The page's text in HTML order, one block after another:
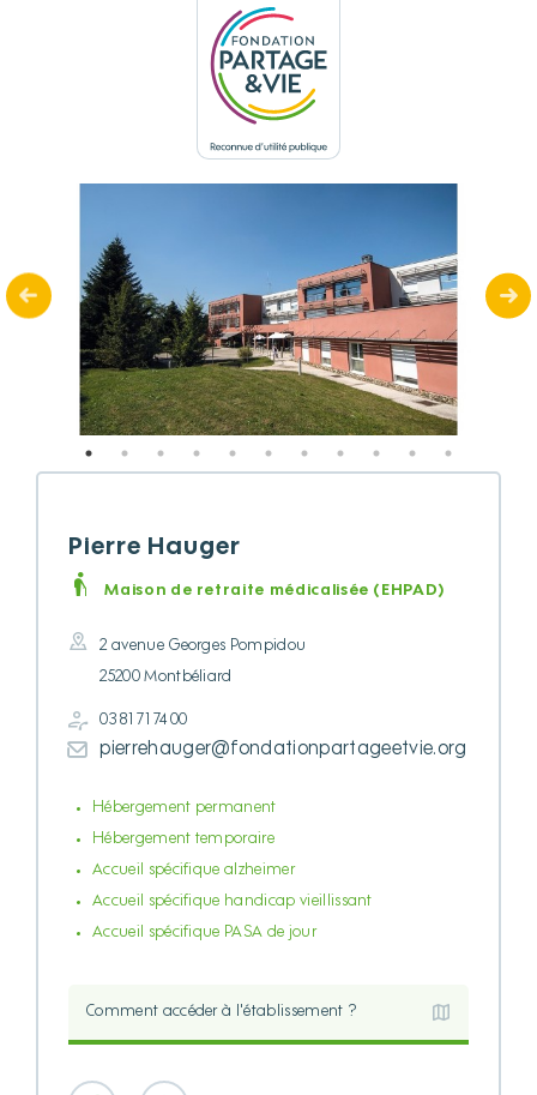
Pierre Hauger
Maison de retraite médicalisée (EHPAD)
2 avenue Georges Pompidou
25200 Montbéliard
03 81 71 74 00
pierrehauger@fondationpartageetvie.org
Hébergement permanent
Hébergement temporaire
Accueil spécifique alzheimer
Accueil spécifique handicap vieillissant
Accueil spécifique PASA de jour
Comment accéder à l'établissement ?
Panneau de gestion des cookies